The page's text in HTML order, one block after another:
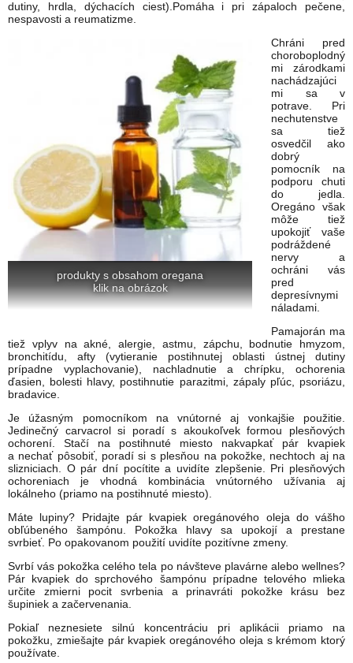
dutiny, hrdla, dýchacích ciest).Pomáha i pri zápaloch pečene,
nespavosti a reumatizme.
produkty s obsahom oregana
klik na obrázok
Chráni pred
choroboplodný
mi zárodkami
nachádzajúci
mi sa v
potrave. Pri
nechutenstve
sa tiež
osvedčil ako
dobrý
pomocník na
podporu chuti
do jedla.
Oregáno však
môže tiež
upokojiť vaše
podráždené
nervy a
ochráni vás
pred
depresívnymi
náladami.
Pamajorán ma
tiež vplyv na akné, alergie, astmu, zápchu, bodnutie hmyzom,
bronchitídu, afty (vytieranie postihnutej oblasti ústnej dutiny
prípadne vyplachovanie), nachladnutie a chrípku, ochorenia
ďasien, bolesti hlavy, postihnutie parazitmi, zápaly pľúc, psoriázu,
bradavice.
Je úžasným pomocníkom na vnútorné aj vonkajšie použitie.
Jedinečný carvacrol si poradí s akoukoľvek formou plesňových
ochorení. Stačí na postihnuté miesto nakvapkať pár kvapiek
a nechať pôsobiť, poradí si s plesňou na pokožke, nechtoch aj na
slizniciach. O pár dní pocítite a uvidíte zlepšenie. Pri plesňových
ochoreniach je vhodná kombinácia vnútorného užívania aj
lokálneho (priamo na postihnuté miesto).
Máte lupiny? Pridajte pár kvapiek oregánového oleja do vášho
obľúbeného šampónu. Pokožka hlavy sa upokojí a prestane
svrbieť. Po opakovanom použití uvidíte pozitívne zmeny.
Svrbí vás pokožka celého tela po návšteve plavárne alebo wellnes?
Pár kvapiek do sprchového šampónu prípadne telového mlieka
určite zmierni pocit svrbenia a prinavráti pokožke krásu bez
šupiniek a začervenania.
Pokiaľ neznesiete silnú koncentráciu pri aplikácii priamo na
pokožku, zmiešajte pár kvapiek oregánového oleja s krémom ktorý
používate.